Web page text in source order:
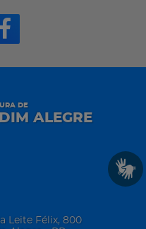
DE
ALEGRE
Leite Félix, 800